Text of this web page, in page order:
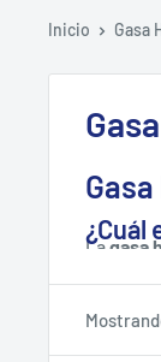
Inicio Gasa
Lagasa
tópicas.
¿Cuál
La gasa
¿Para